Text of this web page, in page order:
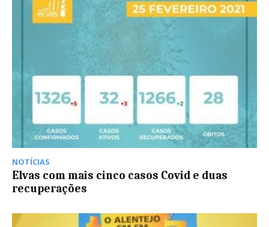
NOTÍCIAS
Elvas com mais cinco casos Covid e duas
recuperações